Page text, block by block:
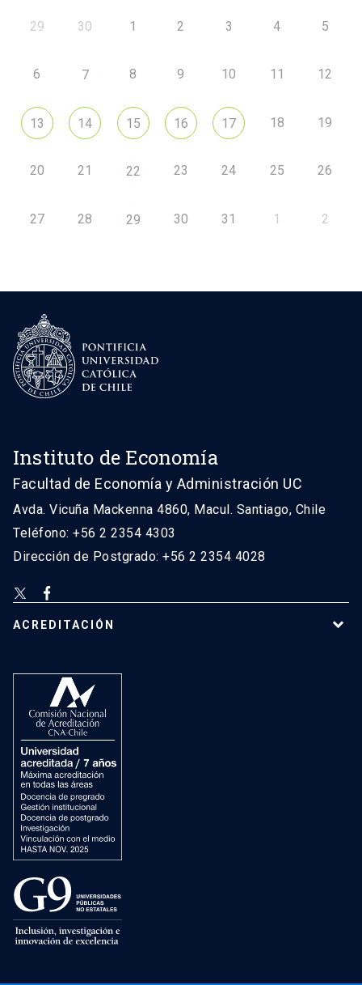
29 30 1 2 3 4 5
6 7 8 9 10 11 12
13 14 15 16 17 18 19
20 21 22 23 24 25 26
27 28 29 30 31 1 2
Instituto de Economía
Facultad de Economía y Administración UC
Avda. Vicuña Mackenna 4860, Macul. Santiago, Chile
Teléfono: +56 2 2354 4303
Dirección de Postgrado: +56 2 2354 4028
ACREDITACIÓN